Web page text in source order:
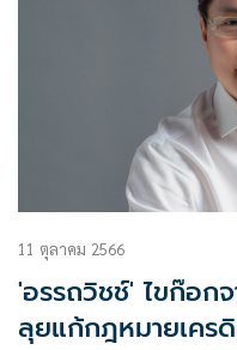
11 ตุลาคม 2566
'อรรถวิชช์' ไขก๊อก
ลุยแก้กฎหมายเคร